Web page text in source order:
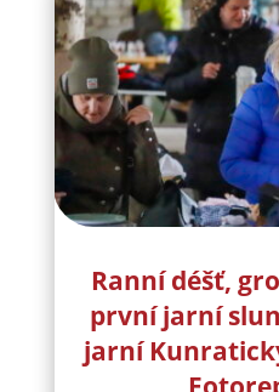
Ranní déšť,
první jarní
jarní